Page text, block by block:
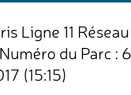
Ligne 11
du Parc :
(15:15)